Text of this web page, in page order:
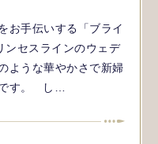
お手伝いする「ブライ
セスラインのウェデ
ような華やかさで新婦
す。 し…